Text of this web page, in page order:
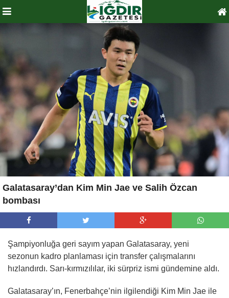
Galatasaray’dan Kim Min Jae ve Salih Özcan
bombası
Şampiyonluğa geri sayım yapan Galatasaray, yeni
sezonun kadro planlaması için transfer çalışmalarını
hızlandırdı. Sarı-kırmızılılar, iki sürpriz ismi gündemine aldı.
Galatasaray’ın, Fenerbahçe’nin ilgilendiği Kim Min Jae ile